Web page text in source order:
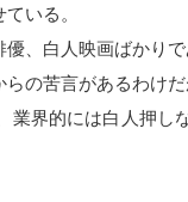
いる。
、白人映画ばかりで
らの苦言があるわけ
業界的には白人押し